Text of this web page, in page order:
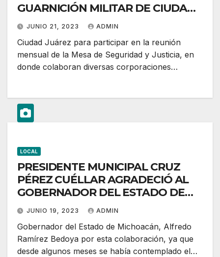
GUARNICIÓN MILITAR DE CIUDAD
JUÁREZ
JUNIO 21, 2023 ADMIN
Ciudad Juárez para participar en la reunión
mensual de la Mesa de Seguridad y Justicia, en
donde colaboran diversas corporaciones…
LOCAL
PRESIDENTE MUNICIPAL CRUZ
PÉREZ CUÉLLAR AGRADECIÓ AL
GOBERNADOR DEL ESTADO DE
MICHOACÁN
JUNIO 19, 2023 ADMIN
Gobernador del Estado de Michoacán, Alfredo
Ramírez Bedoya por esta colaboración, ya que
desde algunos meses se había contemplado el…